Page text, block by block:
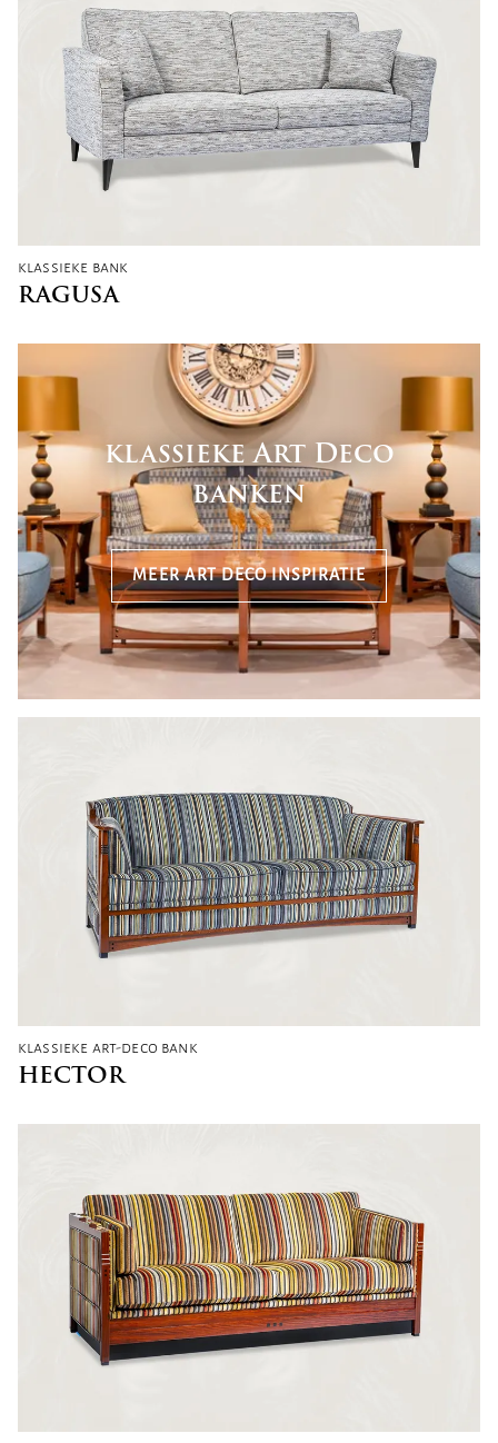
klassieke bank
RAGUSA
klassieke Art Deco
banken
MEER ART DECO INSPIRATIE
klassieke art-deco bank
HECTOR